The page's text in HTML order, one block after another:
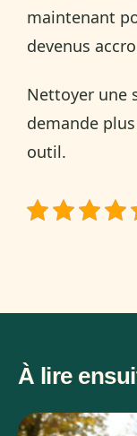
maintenant
devenus
Nettoyer une
demande
outil.
À lire